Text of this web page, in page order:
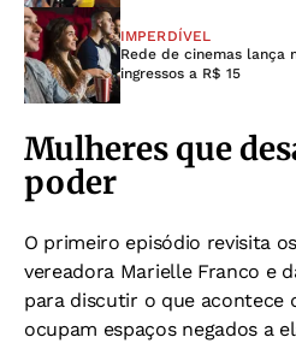
IMPERDÍVEL
Rede de cinemas lança
ingressos a R$ 15
Mulheres que
poder
O primeiro episódio revisita
vereadora Marielle Franco e
para discutir o que acontece
ocupam espaços negados a